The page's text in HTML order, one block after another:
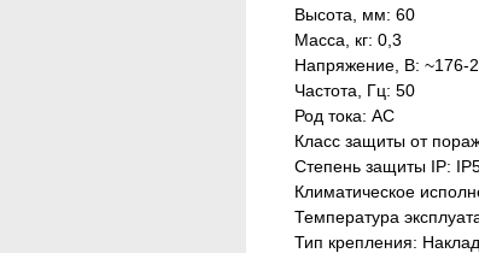
Высота, мм: 60
Масса, кг: 0,3
Напряжение, В: ~176-
Частота, Гц: 50
Род тока: AC
Класс защиты от
Степень защиты IP:
Климатическое
Температура
Тип крепления: